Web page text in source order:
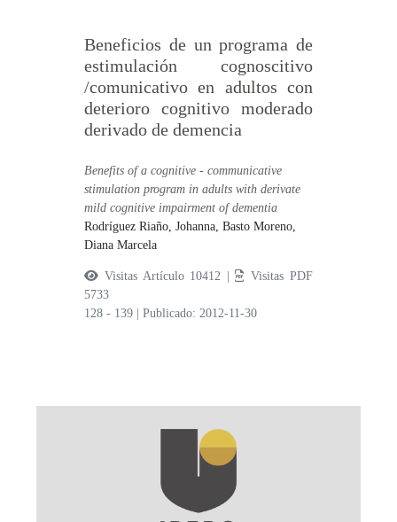
Beneficios de un programa de
estimulación cognoscitivo
/comunicativo en adultos con
deterioro cognitivo moderado
derivado de demencia
Benefits of a cognitive - communicative
stimulation program in adults with derivate
mild cognitive impairment of dementia
Rodríguez Riaño, Johanna,Basto Moreno,
Diana Marcela
Visitas Artículo 10412 |
Visitas PDF
5733
128 - 139
|Publicado: 2012-11-30